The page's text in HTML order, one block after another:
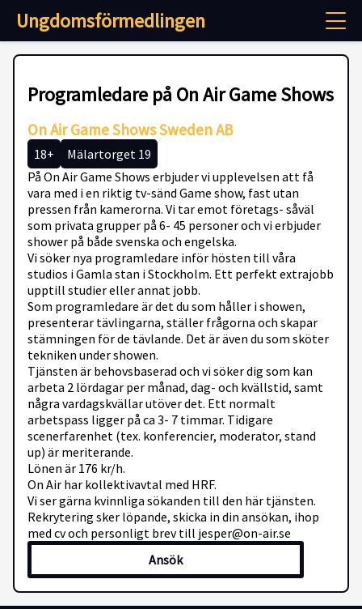
Ungdomsförmedlingen
Programledare på On Air Game Shows
On Air Game Shows Sweden AB
18+
Mälartorget 19
På On Air Game Shows erbjuder vi upplevelsen att få
vara med i en riktig tv-sänd Game show, fast utan
pressen från kamerorna. Vi tar emot företags- såväl
som privata grupper på 6- 45 personer och vi erbjuder
shower på både svenska och engelska.
Vi söker nya programledare inför hösten till våra
studios i Gamla stan i Stockholm. Ett perfekt extrajobb
upptill studier eller annat jobb.
Som programledare är det du som håller i showen,
presenterar tävlingarna, ställer frågorna och skapar
stämningen för de tävlande. Det är även du som sköter
tekniken under showen.
Tjänsten är behovsbaserad och vi söker dig som kan
arbeta 2 lördagar per månad, dag- och kvällstid, samt
några vardagskvällar utöver det. Ett normalt
arbetspass ligger på ca 3- 7 timmar. Tidigare
scenerfarenhet (tex. konferencier, moderator, stand
up) är meriterande.
Lönen är 176 kr/h.
On Air har kollektivavtal med HRF.
Vi ser gärna kvinnliga sökanden till den här tjänsten.
Rekrytering sker löpande, skicka in din ansökan, ihop
med cv och personligt brev till jesper@on-air.se
Ansök